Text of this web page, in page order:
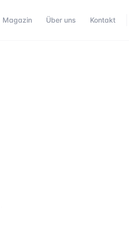
Magazin Über uns Kontakt